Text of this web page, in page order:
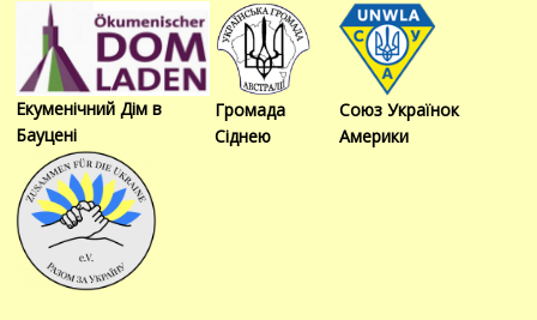
Екуменічний Дім в
Бауцені
Громада
Сіднею
Союз Українок
Америки